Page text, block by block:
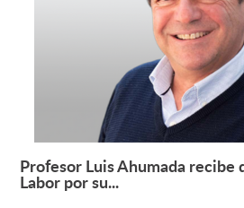
Profesor Luis Ahumada
Labor por su...